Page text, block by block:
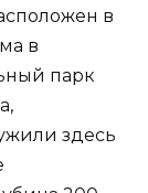
в
в
парк
здесь